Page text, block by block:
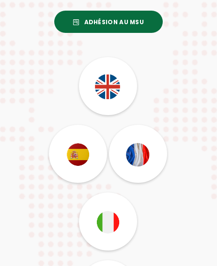
ADHÉSION AU MSU